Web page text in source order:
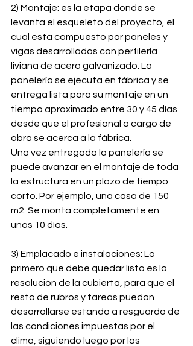
2) Montaje: es la etapa donde se
levanta el esqueleto del proyecto, el
cual está compuesto por paneles y
vigas desarrollados con perfilería
liviana de acero galvanizado. La
panelería se ejecuta en fábrica y se
entrega lista para su montaje en un
tiempo aproximado entre 30 y 45 días
desde que el profesional a cargo de
obra se acerca a la fábrica.
Una vez entregada la panelería se
puede avanzar en el montaje de toda
la estructura en un plazo de tiempo
corto. Por ejemplo, una casa de 150
m2. Se monta completamente en
unos 10 días.
3) Emplacado e instalaciones: Lo
primero que debe quedar listo es la
resolución de la cubierta, para que el
resto de rubros y tareas puedan
desarrollarse estando a resguardo de
las condiciones impuestas por el
clima, siguiendo luego por las